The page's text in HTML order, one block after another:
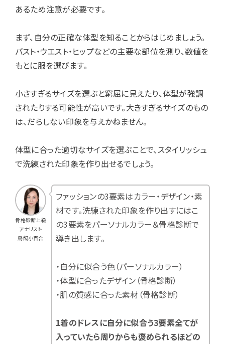
あるため注意が必要です。
まず、自分の正確な体型を知ることからはじめましょう。
バスト・ウエスト・ヒップなどの主要な部位を測り、数値を
もとに服を選びます。
小さすぎるサイズを選ぶと窮屈に見えたり、体型が強調
されたりする可能性が高いです。大きすぎるサイズのもの
は、だらしない印象を与えかねません。
体型に合った適切なサイズを選ぶことで、スタイリッシュ
で洗練された印象を作り出せるでしょう。
骨格診断上級
アナリスト
鳥飼小百合
ファッションの3要素はカラー・デザイン・素
材です。洗練された印象を作り出すにはこ
の3要素をパーソナルカラー＆骨格診断で
導き出します。
・自分に似合う色（パーソナルカラー）
・体型に合ったデザイン（骨格診断）
・肌の質感に合った素材（骨格診断）
1着のドレスに自分に似合う3要素全てが
入っていたら周りからも褒められるほどの